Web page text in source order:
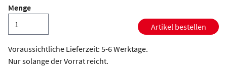
Menge
Artikel bestellen
Voraussichtliche Lieferzeit: 5-6 Werktage.
Nur solange der Vorrat reicht.